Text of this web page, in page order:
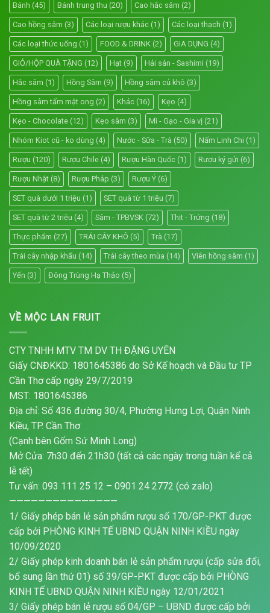
Bánh (45) Bánh trung thu (20) Cao hắc sâm (2)
Cao hồng sâm (3) Các loại rượu khác (1) Các loại thạch (1)
Các loại thức uống (1) FOOD & DRINK (2) GIA DỤNG (4)
GIỎ/HỘP QUÀ TẶNG (12) Hạt (9) Hải sản - Sashimi (19)
Hắc sâm (1) Hồng Sâm (9) Hồng sâm củ khô (3)
Hồng sâm tẩm mật ong (2) Khác (16) Kẹo (4)
Kẹo - Chocolate (12) Kẹo sâm (3) Mì - Gạo - Gia vị (21)
Nhóm Kiot cũ - ko dùng (4) Nước - Sữa - Trà (50) Nấm Linh Chi (1)
Rượu (120) Rượu Chile (4) Rượu Hàn Quốc (1) Rượu ký gửi (6)
Rượu Nhật (8) Rượu Pháp (3) Rượu Ý (6)
SET quà dưới 1 triệu (1) SET quà từ 1 triệu (7)
SET quà từ 2 triệu (4) Sâm - TPBVSK (72) Thịt - Trứng (18)
Thực phẩm (27) TRÁI CÂY KHÔ (5) Trà (17)
Trái cây nhập khẩu (14) Trái cây theo mùa (14) Viên hồng sâm (1)
Yến (3) Đông Trùng Hạ Thảo (5)
VỀ MỘC LAN FRUIT
CTY TNHH MTV TM DV TH ĐẶNG UYÊN
Giấy CNĐKKD: 1801645386 do Sở Kế hoạch và Đầu tư TP
Cần Thơ cấp ngày 29/7/2019
MST: 1801645386
Địa chỉ: Số 436 đường 30/4, Phường Hưng Lợi, Quận Ninh
Kiều, TP. Cần Thơ
(Cạnh bên Gốm Sứ Minh Long)
Mở Cửa: 7h30 đến 21h30 (tất cả các ngày trong tuần kể cả
lễ tết)
Tư vấn: 093 111 25 12 – 0901 24 2772 (có zalo)
———————————————
1/ Giấy phép bán lẻ sản phẩm rượu số 170/GP-PKT được
cấp bởi PHÒNG KINH TẾ UBND QUẬN NINH KIỀU ngày
10/09/2020
2/ Giấy phép kinh doanh bán lẻ sản phẩm rượu (cấp sửa đổi,
bổ sung lần thứ 01) số 39/GP-PKT được cấp bởi PHÒNG
KINH TẾ UBND QUẬN NINH KIỀU ngày 12/01/2021
3/ Giấy phép bán lẻ rượu số 04/GP – UBND được cấp bởi